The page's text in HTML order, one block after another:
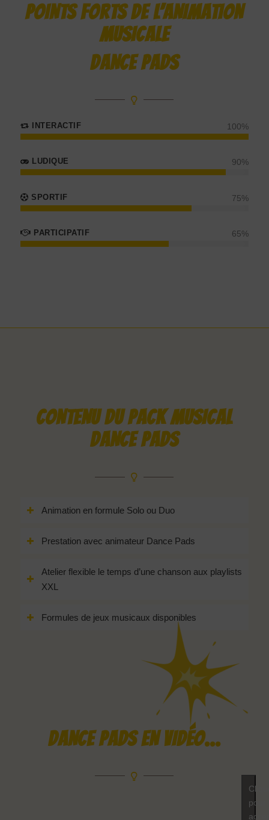
POINTS FORTS DE L’ANIMATION
MUSICALE
DANCE PADS
INTERACTIF 100%
LUDIQUE 90%
SPORTIF 75%
PARTICIPATIF 65%
CONTENU DU PACK MUSICAL
DANCE PADS
Animation en formule Solo ou Duo
Prestation avec animateur Dance Pads
Atelier flexible le temps d’une chanson aux playlists
XXL
Formules de jeux musicaux disponibles
DANCE PADS EN VIDÉO…
pour